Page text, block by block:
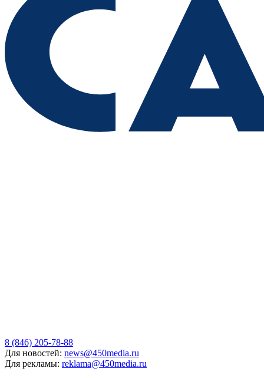
8 августа самарские "Крылья Советов" на домашнем стадионе
уступили "Балтике"
08.08.2026 | 18:41
Вячеслав Федорищев: "У нас очень сильная федерация
прыжков на батуте"
08.08.2026 | 17:57
Самарцев приглашают на бесплатные тренировки 9 августа
08.08.2026 | 17:38
8 августа в Самаре косят траву на 20-ти улицах
08.08.2026 | 17:08
Школы Самарской области перейдут на обновленную
программу с 1 сентября
8 (846) 205-78-88
Для новостей: news@450media.ru
Для рекламы: reklama@450media.ru